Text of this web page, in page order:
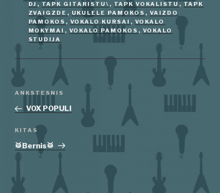
DJ , TAPK GITARISTU\ , TAPK VOKALISTU , TAPK
ZVAIGZDE , UKULELE PAMOKOS , VAIZDO
PAMOKOS , VOKALO KURSAI , VOKALO
MOKYMAI , VOKALO PAMOKOS , VOKALO
STUDIJA
Navigacija
įrašų
Ankstesnis
įrašas
ANKSTESNIS
VOX POPULI
Kitas
įrašas
KITAS
🥁Bernis🥁